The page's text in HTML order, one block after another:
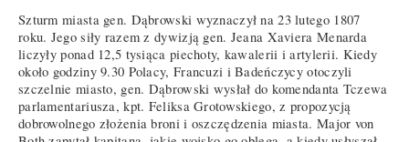
Szturm miasta gen. Dąbrowski wyznaczył na 23 lutego 1807
roku. Jego siły razem z dywizją gen. Jeana Xaviera Menarda
liczyły ponad 12,5 tysiąca piechoty, kawalerii i artylerii. Kiedy
około godziny 9.30 Polacy, Francuzi i Badeńczycy otoczyli
szczelnie miasto, gen. Dąbrowski wysłał do komendanta Tczewa
parlamentariusza, kpt. Feliksa Grotowskiego, z propozycją
dobrowolnego złożenia broni i oszczędzenia miasta. Major von